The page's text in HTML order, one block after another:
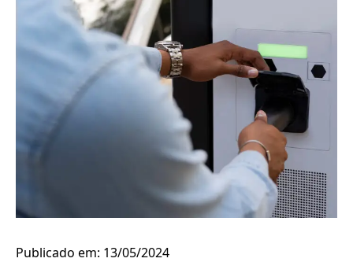
Publicado em: 13/05/2024